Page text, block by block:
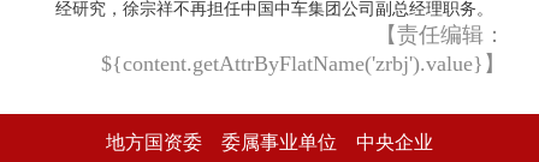
经研究，徐宗祥不再担任中国中车集团公司副总经理职务。
【责任编辑：
${content.getAttrByFlatName('zrbj').value}】
地方国资委 委属事业单位 中央企业